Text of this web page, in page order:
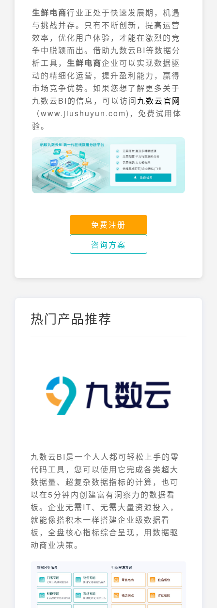
生鲜电商行业正处于快速发展期，机遇
与挑战并存。只有不断创新，提高运营
效率，优化用户体验，才能在激烈的竞
争中脱颖而出。借助九数云BI等数据分
析工具， 生鲜电商企业可以实现数据驱
动的精细化运营，提升盈利能力，赢得
市场竞争优势。如果您想了解更多关于
九数云BI的信息，可以访问九数云官网
（www.jiushuyun.com)，免费试用体
验。
免费注册
咨询方案
热门产品推荐
九数云BI是一个人人都可轻松上手的零
代码工具，您可以使用它完成各类超大
数据量、超复杂数据指标的计算，也可
以在5分钟内创建富有洞察力的数据看
板。企业无需IT、无需大量资源投入，
就能像搭积木一样搭建企业级数据看
板，全盘核心指标综合呈现，用数据驱
动商业决策。